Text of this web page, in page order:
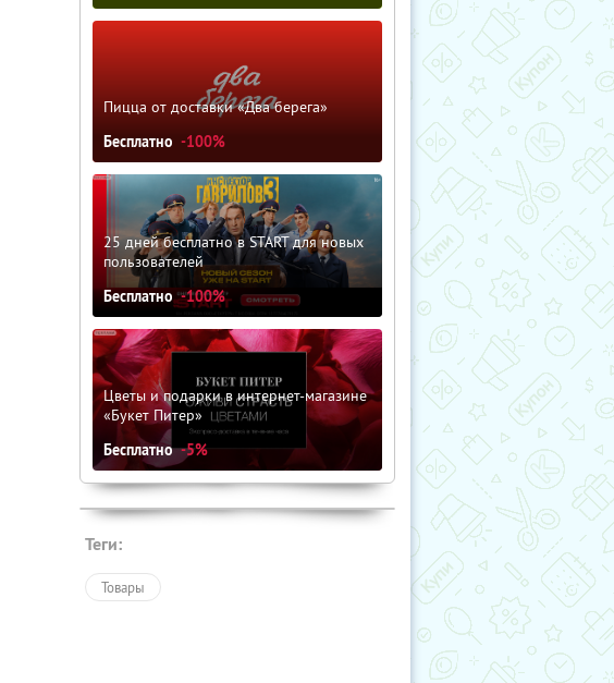
Пицца от доставки «Два берега»
Бесплатно -100%
25 дней бесплатно в START для новых
пользователей
Бесплатно -100%
Цветы и подарки в интернет-магазине
«Букет Питер»
Бесплатно -5%
Теги:
Товары